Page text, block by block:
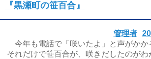
『黒瀬町の笹百合』
管理者
今年も電話で「咲いたよ」と声がかか
それだけで笹百合が、咲きだしたのがわ